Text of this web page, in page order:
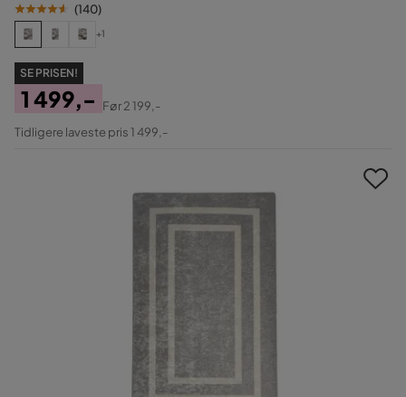
(140)
+1
SE PRISEN!
Pris
1 499,-
Original
Før2 199,-
Tidligere laveste pris 1 499,-